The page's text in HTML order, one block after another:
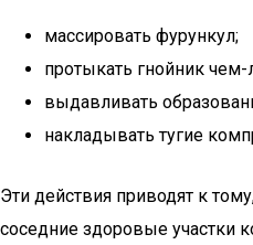
массировать фурункул;
протыкать гнойник чем-
выдавливать
накладывать тугие
Эти действия приводят к
соседние здоровые